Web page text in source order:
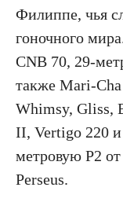
Филиппе, чья
гоночного
CNB 70, 29-
также Mari-
Whimsy, Gliss,
II, Vertigo 220 и
метровую P2
Perseus.